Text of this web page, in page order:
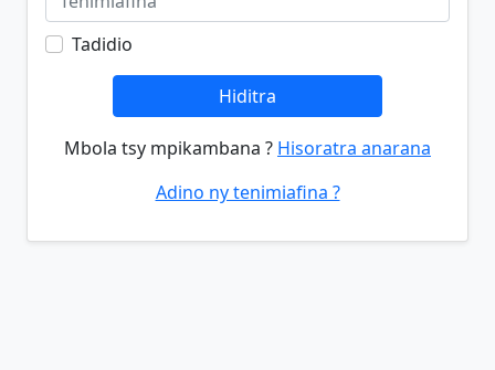
Tadidio
Hiditra
Mbola tsy mpikambana ? Hisoratra anarana
Adino ny tenimiafina ?